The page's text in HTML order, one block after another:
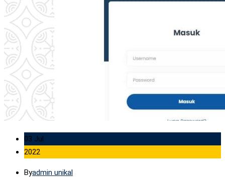
03 Jul
2022
Byadmin unikal